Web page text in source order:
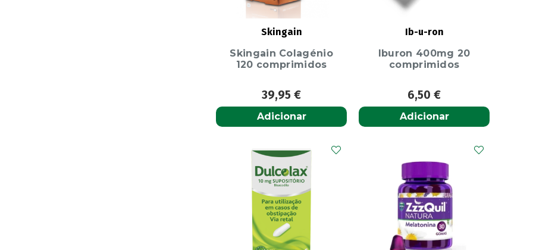
Skingain
Skingain Colagénio
120 comprimidos
39,95€
Adicionar
Ib-u-ron
Iburon 400mg 20
comprimidos
6,50€
Adicionar